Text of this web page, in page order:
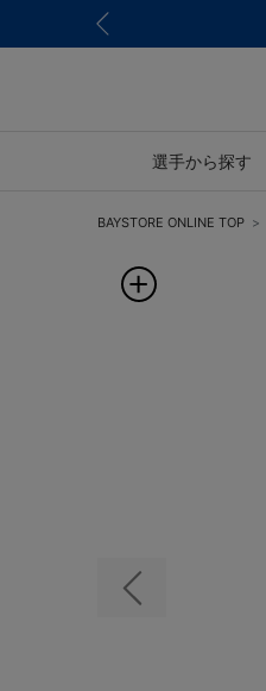
選手から探す
BAYSTORE ONLINE TOP
前の画像